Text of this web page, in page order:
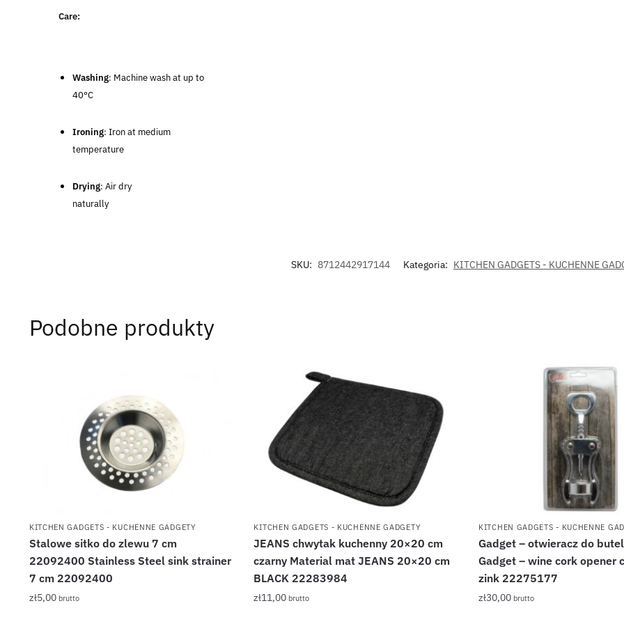
Care:
Washing: Machine wash at up to
40°C
Ironing: Iron at medium
temperature
Drying: Air dry
naturally
SKU: 8712442917144 Kategoria: KITCHEN GADGETS - KUCHENNE
Podobne produkty
KITCHEN GADGETS - KUCHENNE GADGETY
Stalowe sitko do zlewu 7 cm
22092400 Stainless Steel sink strainer
7 cm 22092400
zł5,00 brutto
KITCHEN GADGETS - KUCHENNE GADGETY
JEANS chwytak kuchenny 20×20 cm
czarny Material mat JEANS 20×20 cm
BLACK 22283984
zł11,00 brutto
KITCHEN GADGETS - KUCHENNE
Gadget – otwieracz do
Gadget – wine cork opener
zink 22275177
zł30,00 brutto